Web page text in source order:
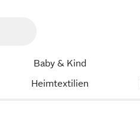
Baby & Kind
Heimtextilien